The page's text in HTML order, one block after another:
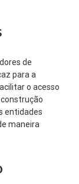
de
para a
o acesso
entidades
maneira